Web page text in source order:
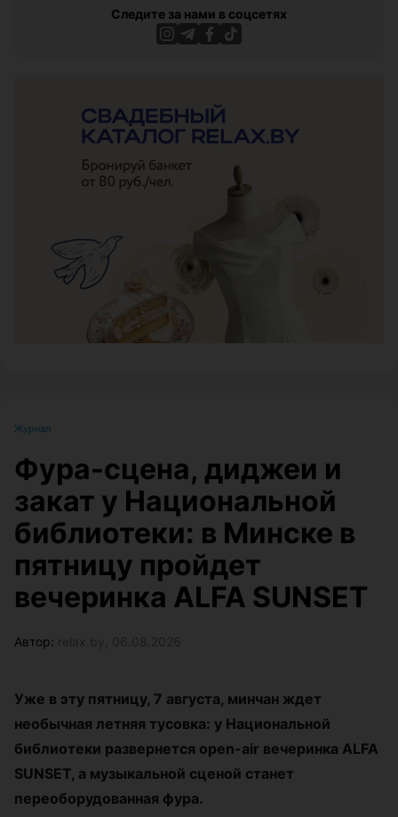
Следите за нами в соцсетях
Журнал
Фура-сцена, диджеи и
закат у Национальной
библиотеки: в Минске в
пятницу пройдет
вечеринка ALFA SUNSET
Автор:
Уже в эту пятницу, 7 августа, минчан ждет
необычная летняя тусовка: у Национальной
библиотеки развернется open-air вечеринка ALFA
SUNSET, а музыкальной сценой станет
переоборудованная фура.